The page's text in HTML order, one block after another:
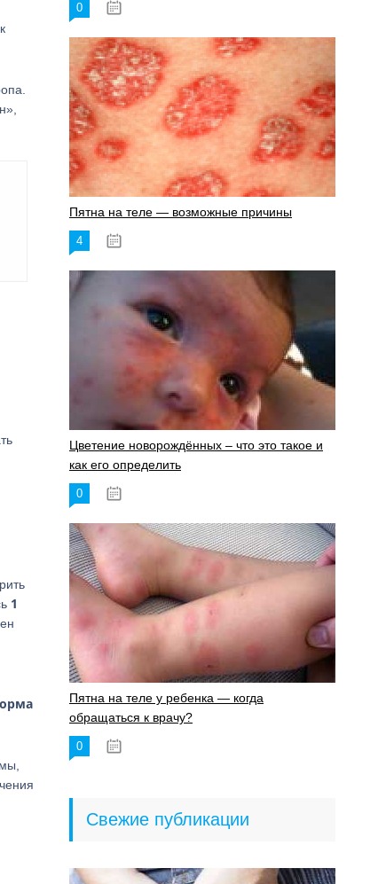
1
0
Пятна на теле — возможные причины
4
Цветение новорождённых – что это такое и
как его определить
0
Пятна на теле у ребенка — когда
обращаться к врачу?
0
Свежие публикации